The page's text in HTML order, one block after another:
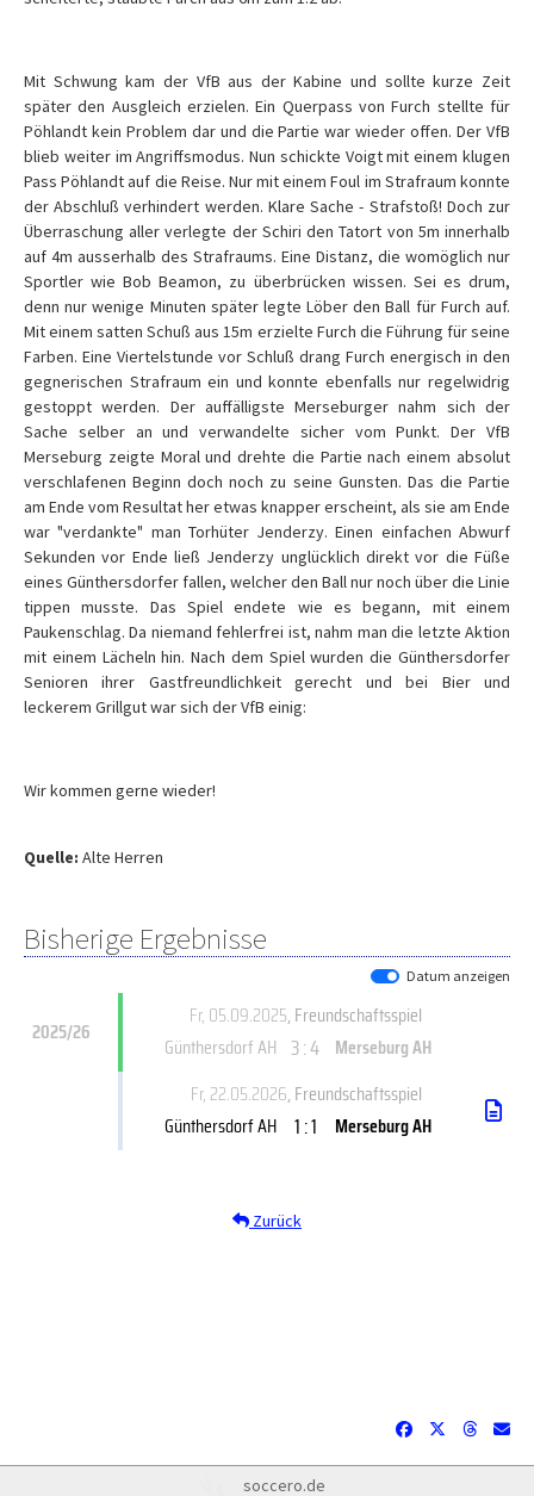
Mit Schwung kam der VfB aus der Kabine und sollte kurze Zeit
später den Ausgleich erzielen. Ein Querpass von Furch stellte für
Pöhlandt kein Problem dar und die Partie war wieder offen. Der VfB
blieb weiter im Angriffsmodus. Nun schickte Voigt mit einem klugen
Pass Pöhlandt auf die Reise. Nur mit einem Foul im Strafraum konnte
der Abschluß verhindert werden. Klare Sache - Strafstoß! Doch zur
Überraschung aller verlegte der Schiri den Tatort von 5m innerhalb
auf 4m ausserhalb des Strafraums. Eine Distanz, die womöglich nur
Sportler wie Bob Beamon, zu überbrücken wissen. Sei es drum,
denn nur wenige Minuten später legte Löber den Ball für Furch auf.
Mit einem satten Schuß aus 15m erzielte Furch die Führung für seine
Farben. Eine Viertelstunde vor Schluß drang Furch energisch in den
gegnerischen Strafraum ein und konnte ebenfalls nur regelwidrig
gestoppt werden. Der auffälligste Merseburger nahm sich der
Sache selber an und verwandelte sicher vom Punkt. Der VfB
Merseburg zeigte Moral und drehte die Partie nach einem absolut
verschlafenen Beginn doch noch zu seine Gunsten. Das die Partie
am Ende vom Resultat her etwas knapper erscheint, als sie am Ende
war "verdankte" man Torhüter Jenderzy. Einen einfachen Abwurf
Sekunden vor Ende ließ Jenderzy unglücklich direkt vor die Füße
eines Günthersdorfer fallen, welcher den Ball nur noch über die Linie
tippen musste. Das Spiel endete wie es begann, mit einem
Paukenschlag. Da niemand fehlerfrei ist, nahm man die letzte Aktion
mit einem Lächeln hin. Nach dem Spiel wurden die Günthersdorfer
Senioren ihrer Gastfreundlichkeit gerecht und bei Bier und
leckerem Grillgut war sich der VfB einig:
Wir kommen gerne wieder!
Quelle: Alte Herren
Bisherige Ergebnisse
Datum anzeigen
2025/26
Fr, 05.09.2025, Freundschaftsspiel
Günthersdorf AH 3 : 4 Merseburg AH
Fr, 22.05.2026, Freundschaftsspiel
Günthersdorf AH 1 : 1 Merseburg AH
Zurück
soccero.de